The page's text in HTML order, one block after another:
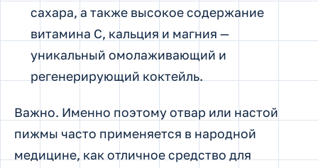
сахара, а также высокое содержание
витамина С, кальция и магния —
уникальный омолаживающий и
регенерирующий коктейль.
Важно. Именно поэтому отвар или настой
пижмы часто применяется в народной
медицине, как отличное средство для